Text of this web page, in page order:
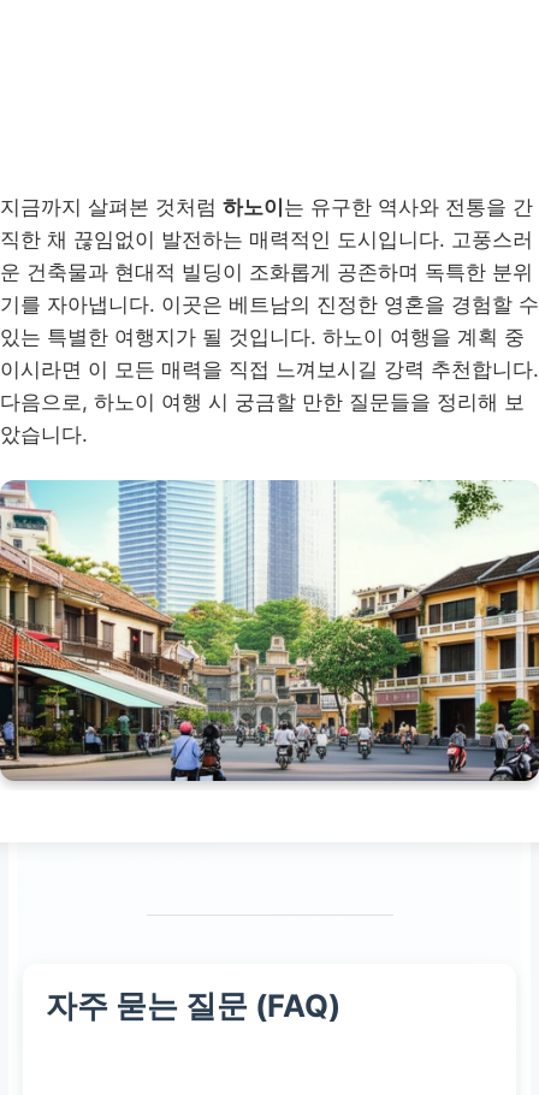
지금까지 살펴본 것처럼 하노이 는 유구한 역사와 전통을 간
직한 채 끊임없이 발전하는 매력적인 도시입니다. 고풍스러
운 건축물과 현대적 빌딩이 조화롭게 공존하며 독특한 분위
기를 자아냅니다. 이곳은 베트남의 진정한 영혼을 경험할 수
있는 특별한 여행지가 될 것입니다. 하노이 여행을 계획 중
이시라면 이 모든 매력을 직접 느껴보시길 강력 추천합니다.
다음으로, 하노이 여행 시 궁금할 만한 질문들을 정리해 보
았습니다.
자주 묻는 질문 (FAQ)